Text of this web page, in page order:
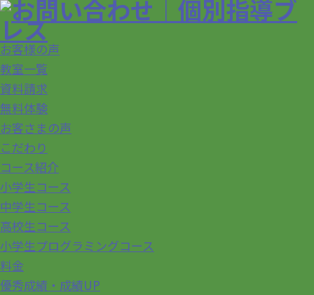
お客様の声
教室一覧
資料請求
無料体験
お客さまの声
こだわり
コース紹介
小学生コース
中学生コース
高校生コース
小学生プログラミングコース
料金
優秀成績・成績UP